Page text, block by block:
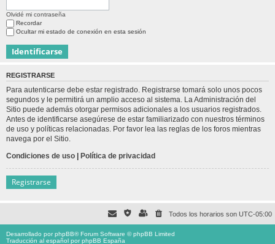
Olvidé mi contraseña
Recordar
Ocultar mi estado de conexión en esta sesión
REGISTRARSE
Para autenticarse debe estar registrado. Registrarse tomará solo unos pocos
segundos y le permitirá un amplio acceso al sistema. La Administración del
Sitio puede además otorgar permisos adicionales a los usuarios registrados.
Antes de identificarse asegúrese de estar familiarizado con nuestros términos
de uso y políticas relacionadas. Por favor lea las reglas de los foros mientras
navega por el Sitio.
Condiciones de uso | Política de privacidad
Registrarse
Todos los horarios son UTC-05:00
Desarrollado porphpBB® Forum Software © phpBB Limited
Traducción al español porphpBB España